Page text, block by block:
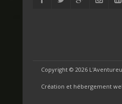
Copyright © 2026
Création et hébergement